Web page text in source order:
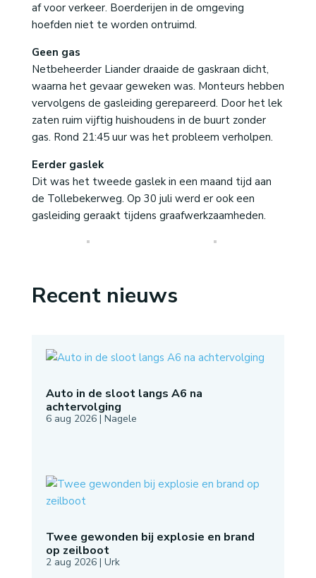
af voor verkeer. Boerderijen in de omgeving
hoefden niet te worden ontruimd.
Geen gas
Netbeheerder Liander draaide de gaskraan dicht,
waarna het gevaar geweken was. Monteurs hebben
vervolgens de gasleiding gerepareerd. Door het lek
zaten ruim vijftig huishoudens in de buurt zonder
gas. Rond 21:45 uur was het probleem verholpen.
Eerder gaslek
Dit was het tweede gaslek in een maand tijd aan
de Tollebekerweg. Op 30 juli werd er ook een
gasleiding geraakt tijdens graafwerkzaamheden.
Recent nieuws
Auto in de sloot langs A6 na
achtervolging
6 aug 2026| Nagele
Twee gewonden bij explosie en brand
op zeilboot
2 aug 2026| Urk